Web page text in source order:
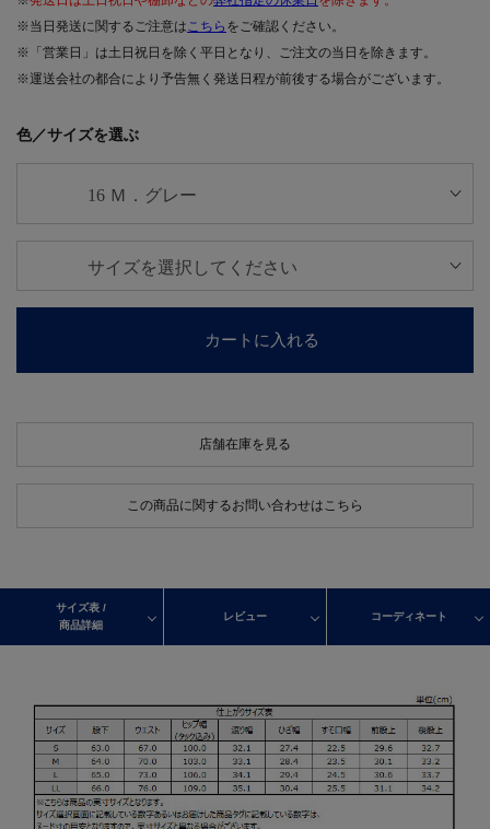
※当日発送に関するご注意はこちら をご確認ください。
※「営業日」は土日祝日を除く平日となり、ご注文の当日を除きます。
※運送会社の都合により予告無く発送日程が前後する場合がございます。
色／サイズを選ぶ
カートに入れる
店舗在庫を見る
この商品に関するお問い合わせはこちら
サイズ表 /
商品詳細
レビュー コーディネート